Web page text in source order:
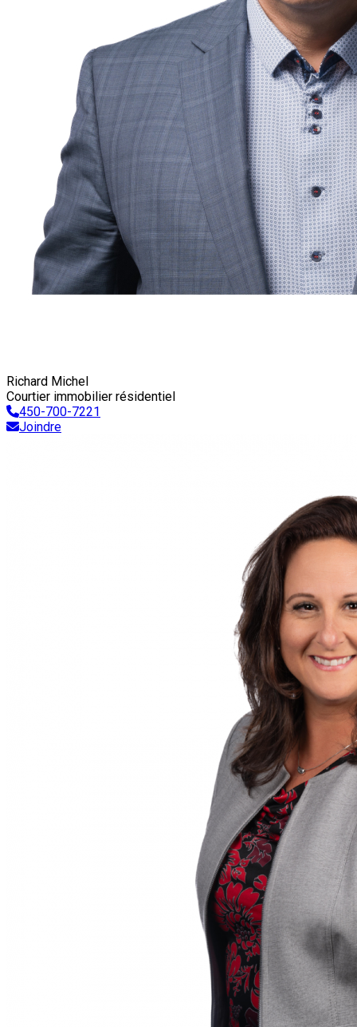
Richard Michel
Courtier immobilier résidentiel
450-700-7221
Joindre